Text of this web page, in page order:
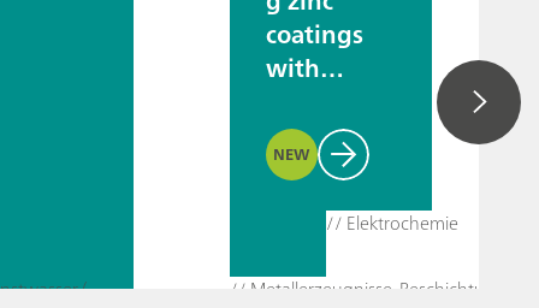
// Wasser – Reinstwasser (UPW)
coatings
with
and EIS
NEW
// Elektrochemie